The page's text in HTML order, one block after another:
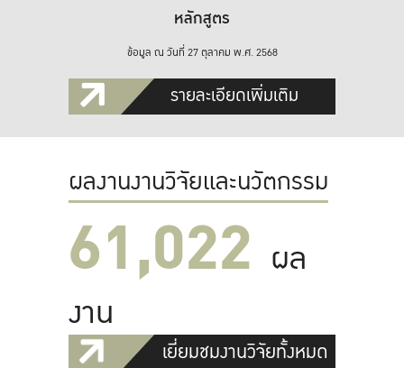
หลักสูตร
ข้อมูล ณ วันที่ 27 ตุลาคม พ.ศ. 2568
รายละเอียดเพิ่มเติม
ผลงานงานวิจัยและนวัตกรรม
61,022 ผล
งาน
เยี่ยมชมงานวิจัยทั้งหมด